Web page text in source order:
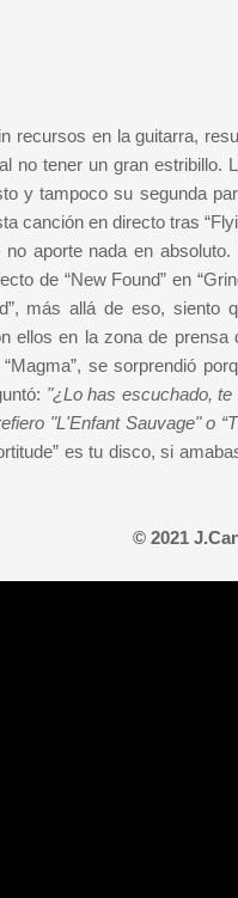
recursos en la guitarra,
no tener un gran estribillo.
y tampoco su segunda
canción en directo tras
no aporte nada en absoluto.
de “New Found” en
más allá de eso, siento
ellos en la zona de prensa
se sorprendió
"¿Lo has escuchado, te
"L'Enfant Sauvage" o
es tu disco, si
© 2021